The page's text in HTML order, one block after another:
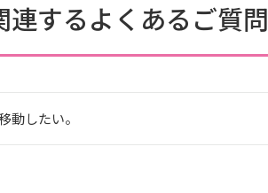
連するよくあるご質問
動したい。